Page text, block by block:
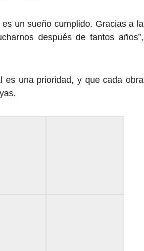
un sueño cumplido. Gracias a la
después de tantos años”,
es una prioridad, y que cada obra